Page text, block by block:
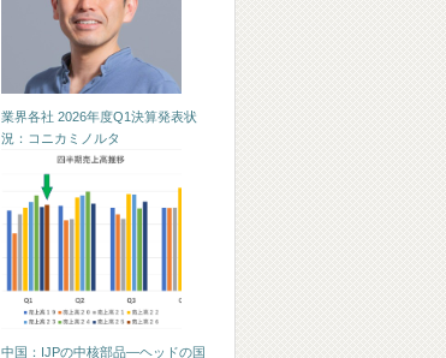
業界各社 2026年度Q1決算発表状
況：コニカミノルタ
中国：IJPの中核部品―ヘッドの国